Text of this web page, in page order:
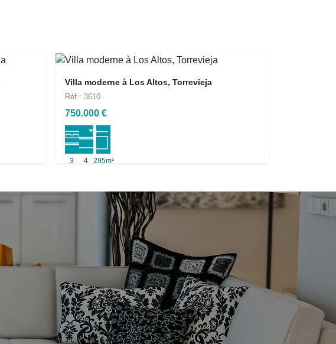
Villa moderne à Los Altos, Torrevieja
Réf.: 3610
750.000 €
3 4 295m²